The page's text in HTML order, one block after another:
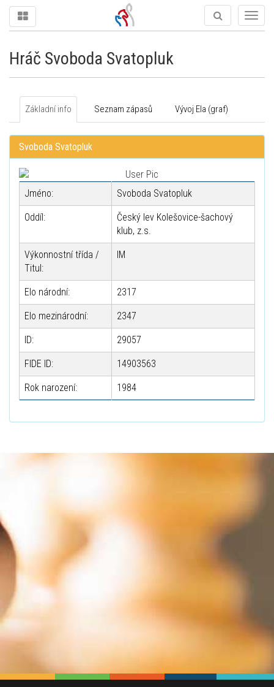
Hráč Svoboda Svatopluk
Základní info Seznam zápasů Vývoj Ela (graf)
Svoboda Svatopluk
Jméno: Svoboda Svatopluk
Oddíl:
Český lev Kolešovice-šachový
klub, z.s.
Výkonnostní třída /
Titul:
IM
Elo národní: 2317
Elo mezinárodní: 2347
ID: 29057
FIDE ID: 14903563
Rok narození: 1984